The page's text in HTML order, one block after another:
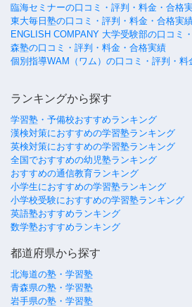
臨海セミナーの口コミ・評判・料金・合格
東大毎日塾の口コミ・評判・料金・合格実
ENGLISH COMPANY 大学受験部の口コミ
森塾の口コミ・評判・料金・合格実績
個別指導WAM（ワム）の口コミ・評判・料
ランキングから探す
学習塾・予備校おすすめランキング
漢検対策におすすめの学習塾ランキング
英検対策におすすめの学習塾ランキング
全国でおすすめの幼児塾ランキング
おすすめの通信教育ランキング
小学生におすすめの学習塾ランキング
小学校受験におすすめの学習塾ランキング
英語塾おすすめランキング
数学塾おすすめランキング
都道府県から探す
北海道の塾・学習塾
青森県の塾・学習塾
岩手県の塾・学習塾